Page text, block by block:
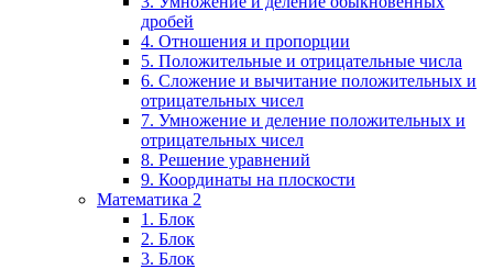
дробей
4. Отношения и пропорции
5. Положительные и отрицательные числа
6. Сложение и вычитание положительных и
отрицательных чисел
7. Умножение и деление положительных и
отрицательных чисел
8. Решение уравнений
9. Координаты на плоскости
Математика 2
1. Блок
2. Блок
3. Блок